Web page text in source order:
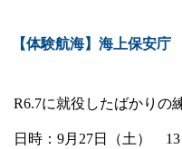
【体験航海】海上保安
R6.7に就役したばかりの
日時：9月27日（土） 13